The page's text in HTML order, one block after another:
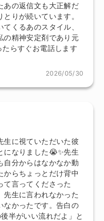
あの返信文も大正解だ
りが続いています。
くるあのスタイル、
の精神安定剤であり元
らすぐお電話します
2026/05/30
生に視ていただいた彼
になりました😭✨先生
自分からはなかなか動
からちょっとだけ背中
て言ってくださった
先生に言われなかった
なかったです。告白の
半がいい流れだよ」と